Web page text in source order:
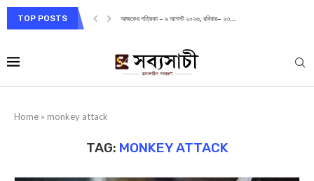
TOP POSTS আজকের পত্রিকা – ৯ আগস্ট ২০২৬, রবিবার– ২৩...
Home » monkey attack
TAG: MONKEY ATTACK